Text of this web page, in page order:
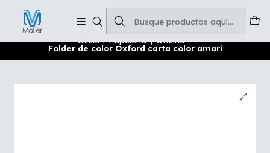
Inicio Papelería y Oficina
Folder de color Oxford carta color amari